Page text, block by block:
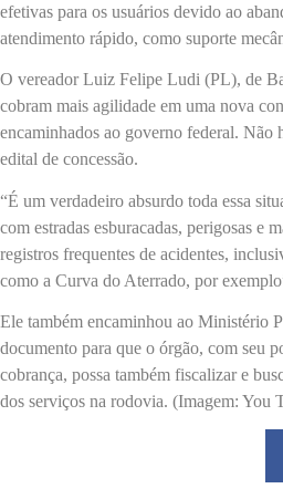
efetivas para os usuários devido ao
atendimento rápido, como suporte
O vereador Luiz Felipe Ludi (PL), de
cobram mais agilidade em uma nova
encaminhados ao governo federal. Não
edital de concessão.
“É um verdadeiro absurdo toda essa
com estradas esburacadas, perigosas e
registros frequentes de acidentes,
como a Curva do Aterrado, por
Ele também encaminhou ao Ministério
documento para que o órgão, com seu
cobrança, possa também fiscalizar e
dos serviços na rodovia. (Imagem: You